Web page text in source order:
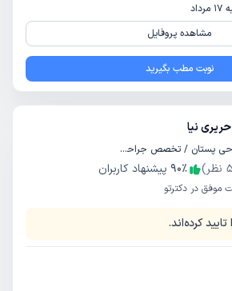
مشاهده پروفایل
نوبت مطب بگیرید
نیا
فلوشیپ جراحی پستان / تخصص جراحی عمومی
نظر) 90٪
پیشنهاد کاربران
موفق در دکترتو
کرده‌اند.